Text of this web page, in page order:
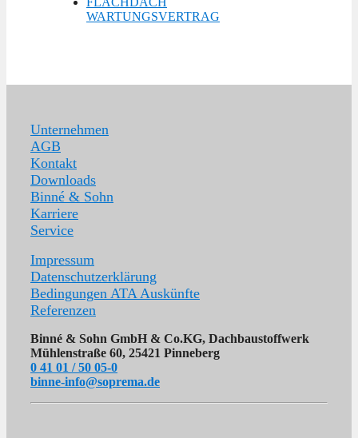
WARTUNGSVERTRAG
Unternehmen
AGB
Kontakt
Downloads
Binné & Sohn
Karriere
Service
Impressum
Datenschutzerklärung
Bedingungen ATA Auskünfte
Referenzen
Binné & Sohn GmbH & Co.KG, Dachbaustoffwerk
Mühlenstraße 60, 25421 Pinneberg
0 41 01 / 50 05-0
binne-info@soprema.de